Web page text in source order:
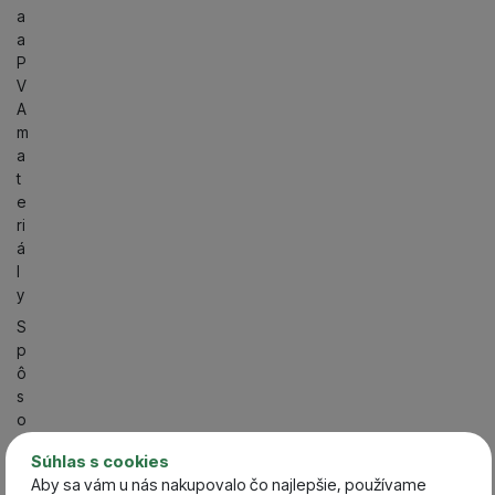
Súhlas s cookies
Aby sa vám u nás nakupovalo čo najlepšie, používame
a
a
P
V
A
m
a
t
e
ri
á
l
y
S
p
ô
s
o
b